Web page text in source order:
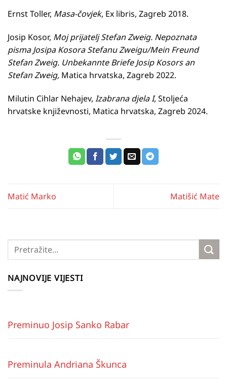
Ernst Toller, Masa-čovjek, Ex libris, Zagreb 2018.
Josip Kosor, Moj prijatelj Stefan Zweig. Nepoznata
pisma Josipa Kosora Stefanu Zweigu/Mein Freund
Stefan Zweig. Unbekannte Briefe Josip Kosors an
Stefan Zweig, Matica hrvatska, Zagreb 2022.
Milutin Cihlar Nehajev, Izabrana djela I, Stoljeća
hrvatske književnosti, Matica hrvatska, Zagreb 2024.
Matić Marko Matišić Mate
NAJNOVIJE VIJESTI
Preminuo Josip Sanko Rabar
Preminula Andriana Škunca